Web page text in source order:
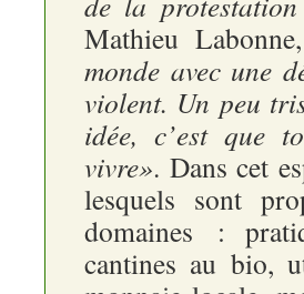
Mathieu
monde avec une
violent. Un peu
idée, c’est que
vivre». Dans cet
lesquels sont
domaines :
cantines au bio,